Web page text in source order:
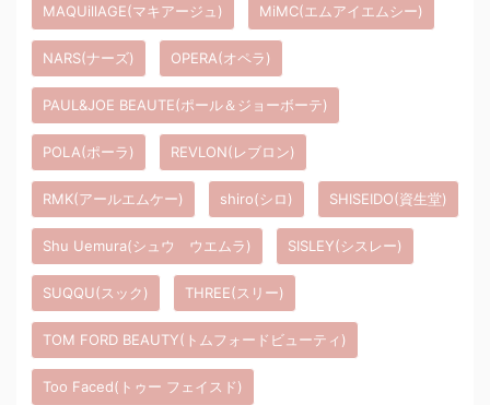
MAQUillAGE(マキアージュ) MiMC(エムアイエムシー)
NARS(ナーズ) OPERA(オペラ)
PAUL&JOE BEAUTE(ポール＆ジョーボーテ)
POLA(ポーラ) REVLON(レブロン)
RMK(アールエムケー) shiro(シロ) SHISEIDO(資生堂)
Shu Uemura(シュウ ウエムラ) SISLEY(シスレー)
SUQQU(スック) THREE(スリー)
TOM FORD BEAUTY(トムフォードビューティ)
Too Faced(トゥー フェイスド)